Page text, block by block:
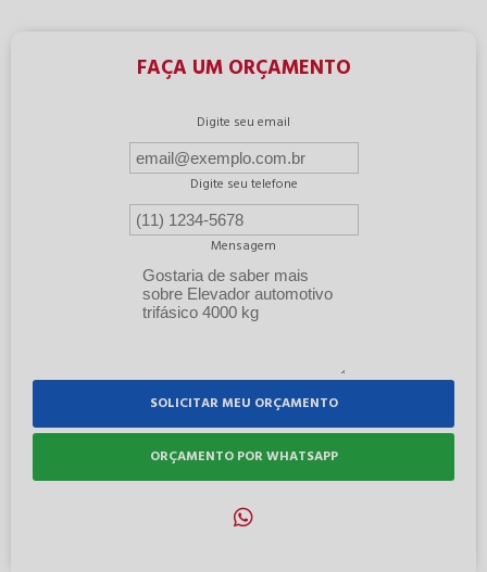
FAÇA UM ORÇAMENTO
Digite seu email
Digite seu telefone
Mensagem
SOLICITAR MEU ORÇAMENTO
ORÇAMENTO POR WHATSAPP